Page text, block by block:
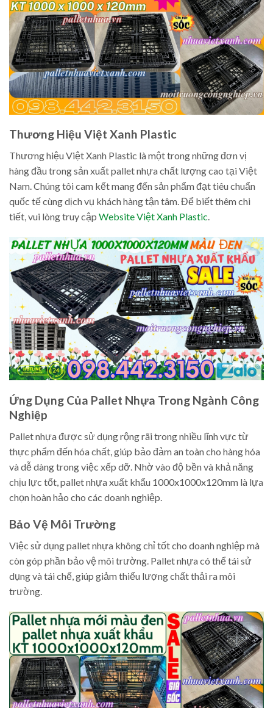
Thương Hiệu Việt Xanh Plastic
Thương hiệu Việt Xanh Plastic là một trong những đơn vị
hàng đầu trong sản xuất pallet nhựa chất lượng cao tại Việt
Nam. Chúng tôi cam kết mang đến sản phẩm đạt tiêu chuẩn
quốc tế cùng dịch vụ khách hàng tận tâm. Để biết thêm chi
tiết, vui lòng truy cập Website Việt Xanh Plastic.
Ứng Dụng Của Pallet Nhựa Trong Ngành Công
Nghiệp
Pallet nhựa được sử dụng rộng rãi trong nhiều lĩnh vực từ
thực phẩm đến hóa chất, giúp bảo đảm an toàn cho hàng hóa
và dễ dàng trong việc xếp dỡ. Nhờ vào độ bền và khả năng
chịu lực tốt, pallet nhựa xuất khẩu 1000x1000x120mm là lựa
chọn hoàn hảo cho các doanh nghiệp.
Bảo Vệ Môi Trường
Việc sử dụng pallet nhựa không chỉ tốt cho doanh nghiệp mà
còn góp phần bảo vệ môi trường. Pallet nhựa có thể tái sử
dụng và tái chế, giúp giảm thiểu lượng chất thải ra môi
trường.